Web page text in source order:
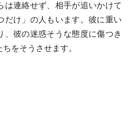
は連絡せず、相手が追いかけて
だけ」の人もいます。彼に重い
、彼の迷惑そうな態度に傷つき
をそうさせます。